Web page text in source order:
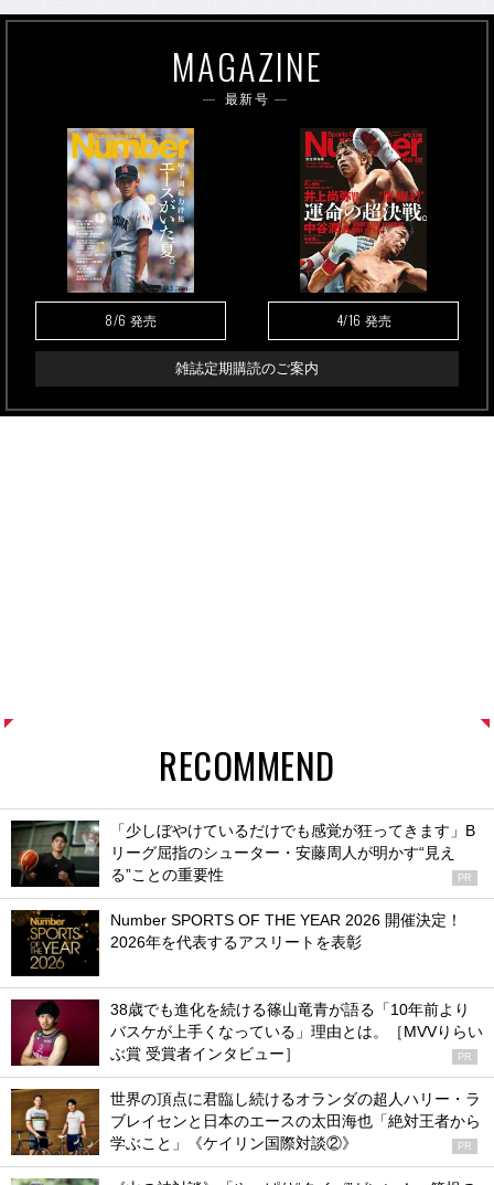
MAGAZINE
最新号
8/6 発売 4/16 発売
雑誌定期購読のご案内
RECOMMEND
「少しぼやけているだけでも感覚が狂ってきます」B
リーグ屈指のシューター・安藤周人が明かす“見え
る”ことの重要性
PR
Number SPORTS OF THE YEAR 2026 開催決定！
2026年を代表するアスリートを表彰
38歳でも進化を続ける篠山竜青が語る「10年前より
バスケが上手くなっている」理由とは。［MVVりらい
ぶ賞 受賞者インタビュー］
PR
世界の頂点に君臨し続けるオランダの超人ハリー・ラ
ブレイセンと日本のエースの太田海也「絶対王者から
学ぶこと」《ケイリン国際対談②》
PR